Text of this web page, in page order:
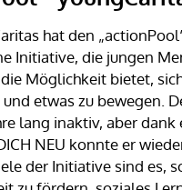
hat den
Initiative, die jungen
Möglichkeit bietet,
etwas zu bewegen.
lang inaktiv, aber dank
NEU konnte er
der Initiative sind es,